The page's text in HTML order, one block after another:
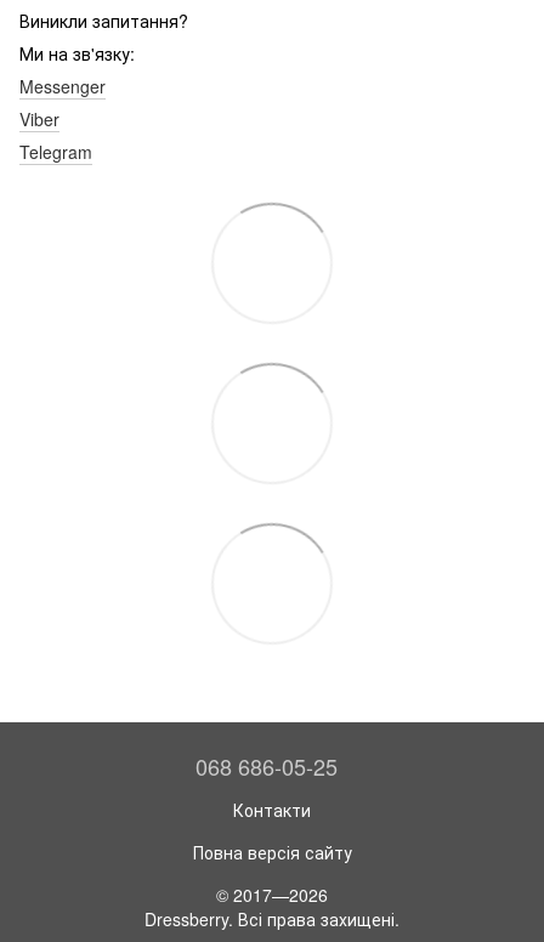
Виникли запитання?
Ми на зв'язку:
Messenger
Viber
Telegram
068 686-05-25
Контакти
Повна версія сайту
© 2017—2026
Dressberry. Всі права захищені.